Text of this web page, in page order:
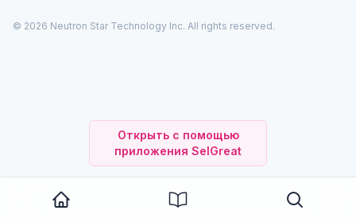
Открыть с помощью
приложения SelGreat
© 2026 Neutron Star Technology Inc. All rights reserved.